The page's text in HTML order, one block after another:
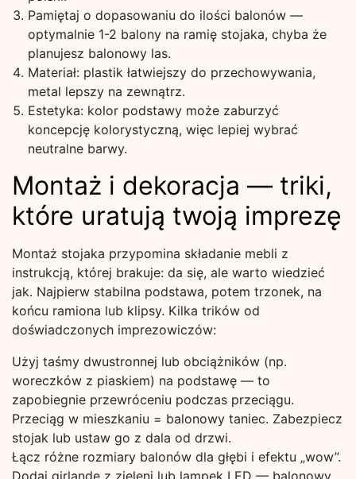
Pamiętaj o dopasowaniu do ilości balonów —
optymalnie 1-2 balony na ramię stojaka, chyba że
planujesz balonowy las.
Materiał: plastik łatwiejszy do przechowywania,
metal lepszy na zewnątrz.
Estetyka: kolor podstawy może zaburzyć
koncepcję kolorystyczną, więc lepiej wybrać
neutralne barwy.
Montaż i dekoracja — triki,
które uratują twoją imprezę
Montaż stojaka przypomina składanie mebli z
instrukcją, której brakuje: da się, ale warto wiedzieć
jak. Najpierw stabilna podstawa, potem trzonek, na
końcu ramiona lub klipsy. Kilka trików od
doświadczonych imprezowiczów:
Użyj taśmy dwustronnej lub obciążników (np.
woreczków z piaskiem) na podstawę — to
zapobiegnie przewróceniu podczas przeciągu.
Przeciąg w mieszkaniu = balonowy taniec. Zabezpiecz
stojak lub ustaw go z dala od drzwi.
Łącz różne rozmiary balonów dla głębi i efektu „wow”.
Dodaj girlandę z zieleni lub lampek LED — balonowy